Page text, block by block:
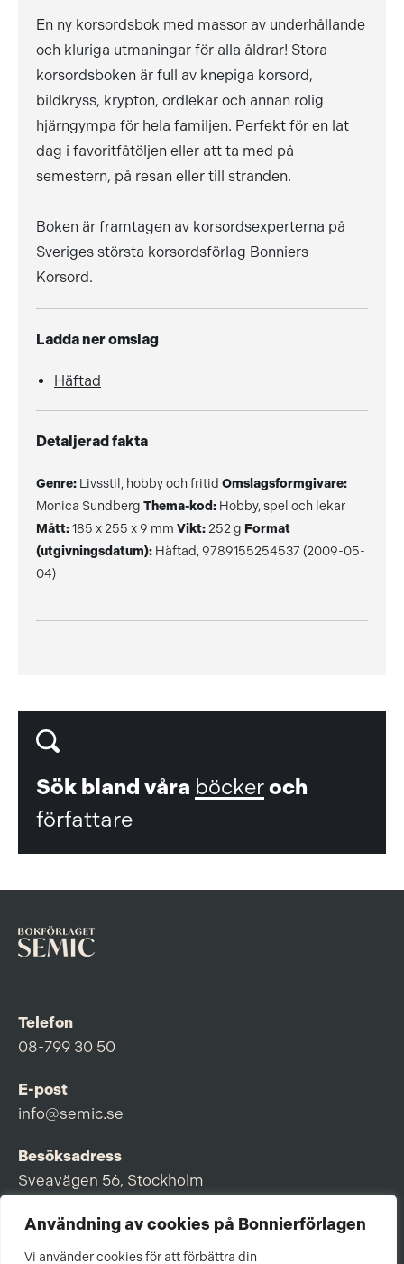
Användning av cookies på Bonnierförlagen
Vi använder cookies för att förbättra din
En ny korsordsbok med massor av underhållande
och kluriga utmaningar för alla åldrar! Stora
korsordsboken är full av knepiga korsord,
bildkryss, krypton, ordlekar och annan rolig
hjärngympa för hela familjen. Perfekt för en lat
dag i favoritfåtöljen eller att ta med på
semestern, på resan eller till stranden.
Boken är framtagen av korsordsexperterna på
Sveriges största korsordsförlag Bonniers
Korsord.
Ladda ner omslag
Häftad
Detaljerad fakta
Genre: Livsstil, hobby och fritid Omslagsformgivare:
Monica Sundberg Thema-kod: Hobby, spel och lekar
Mått:185 x 255 x 9 mm Vikt: 252 g Format
(utgivningsdatum): Häftad, 9789155254537 (2009-05-
04)
Sök bland våra böckeroch
författare
Telefon
08-799 30 50
E-post
info@semic.se
Besöksadress
Sveavägen 56, Stockholm
Postadress
Box 3159, 103 63 Stockholm